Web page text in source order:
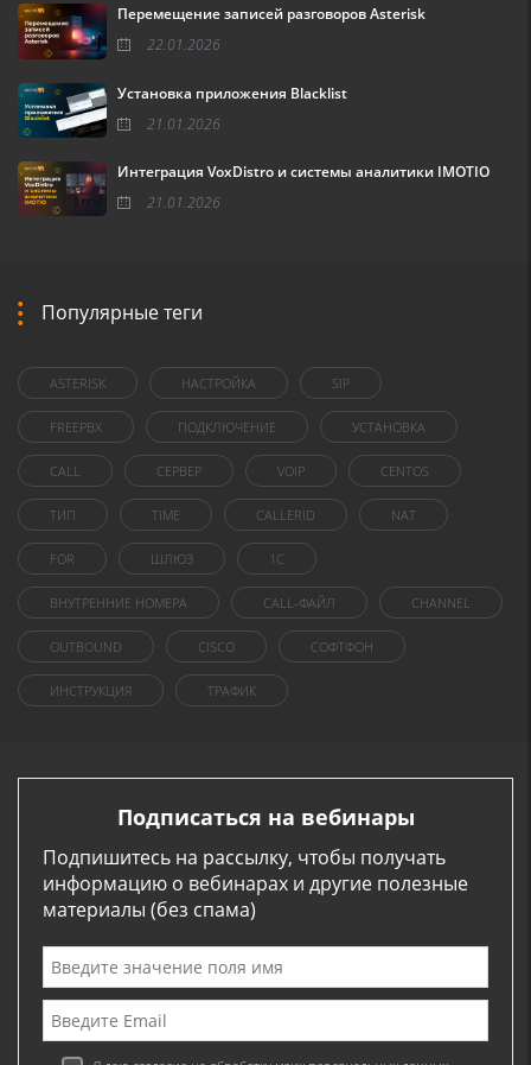
Перемещение записей разговоров Asterisk
22.01.2026
Установка приложения Blacklist
21.01.2026
Интеграция VoxDistro и системы аналитики IMOTIO
21.01.2026
Популярные теги
ASTERISK НАСТРОЙКА SIP
FREEPBX ПОДКЛЮЧЕНИЕ УСТАНОВКА
CALL СЕРВЕР VOIP CENTOS
ТИП TIME CALLERID NAT
FOR ШЛЮЗ 1C
ВНУТРЕННИЕ НОМЕРА CALL-ФАЙЛ CHANNEL
OUTBOUND CISCO СОФТФОН
ИНСТРУКЦИЯ ТРАФИК
Подписаться на вебинары
Подпишитесь на рассылку, чтобы получать
информацию о вебинарах и другие полезные
материалы (без спама)